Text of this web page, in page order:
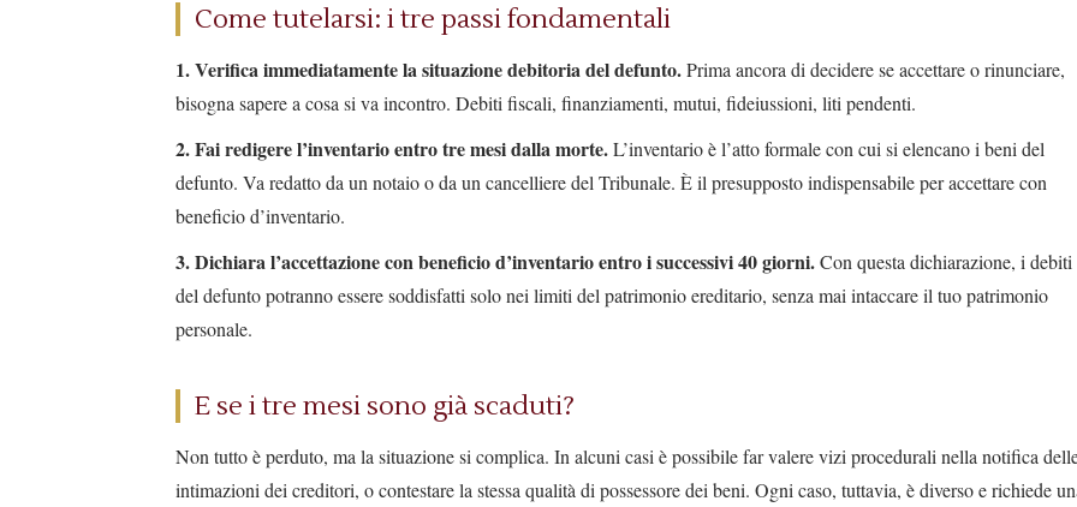
Come tutelarsi: i tre passi fondamentali
1. Verifica immediatamente la situazione debitoria del defunto.Prima ancora di decidere se accettare o rinunciare,
bisogna sapere a cosa si va incontro. Debiti fiscali, finanziamenti, mutui, fideiussioni, liti pendenti.
2. Fai redigere l’inventario entro tre mesi dalla morte.L’inventario è l’atto formale con cui si elencano i beni del
defunto. Va redatto da un notaio o da un cancelliere del Tribunale. È il presupposto indispensabile per accettare con
beneficio d’inventario.
3. Dichiara l’accettazione con beneficio d’inventario entro i successivi 40 giorni.Con questa dichiarazione, i debiti
del defunto potranno essere soddisfatti solo nei limiti del patrimonio ereditario, senza mai intaccare il tuo patrimonio
personale.
E se i tre mesi sono già scaduti?
Non tutto è perduto, ma la situazione si complica. In alcuni casi è possibile far valere vizi procedurali nella notifica
intimazioni dei creditori, o contestare la stessa qualità di possessore dei beni. Ogni caso, tuttavia, è diverso e richiede